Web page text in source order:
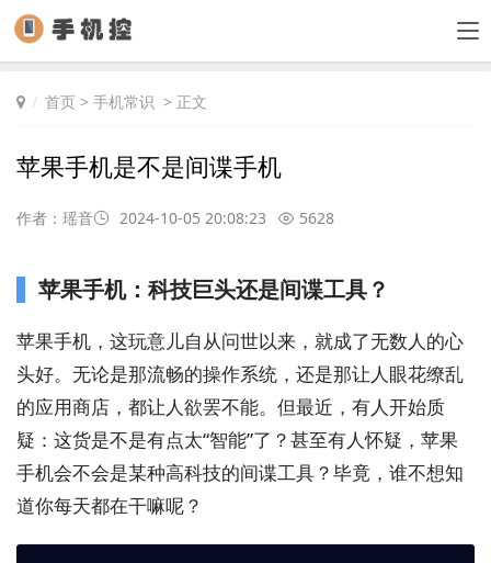
首页 > 手机常识 > 正文
苹果手机是不是间谍手机
作者：瑶音 2024-10-05 20:08:23 5628
苹果手机：科技巨头还是间谍工具？
苹果手机，这玩意儿自从问世以来，就成了无数人的心
头好。无论是那流畅的操作系统，还是那让人眼花缭乱
的应用商店，都让人欲罢不能。但最近，有人开始质
疑：这货是不是有点太“智能”了？甚至有人怀疑，苹果
手机会不会是某种高科技的间谍工具？毕竟，谁不想知
道你每天都在干嘛呢？